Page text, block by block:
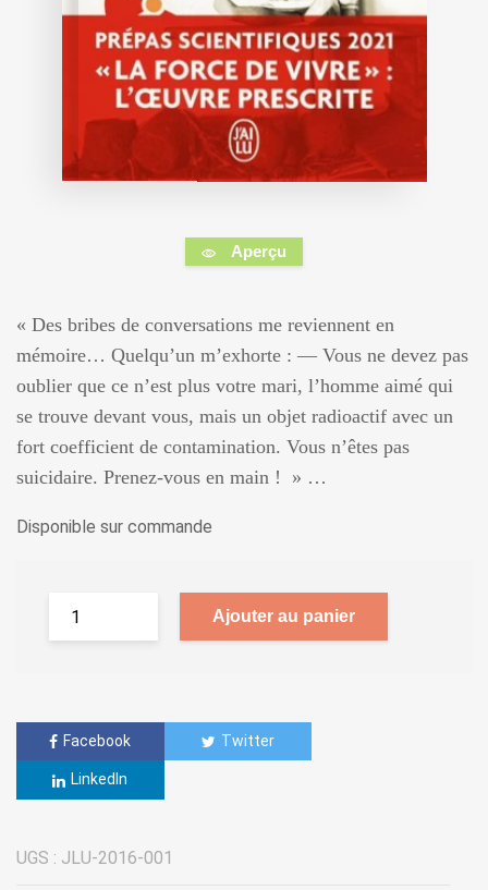
Aperçu
« Des bribes de conversations me reviennent en
mémoire… Quelqu’un m’exhorte : — Vous ne devez pas
oublier que ce n’est plus votre mari, l’homme aimé qui
se trouve devant vous, mais un objet radioactif avec un
fort coefficient de contamination. Vous n’êtes pas
suicidaire. Prenez-vous en main ! » …
Disponible sur commande
Ajouter au panier
Facebook Twitter
LinkedIn
UGS : JLU-2016-001